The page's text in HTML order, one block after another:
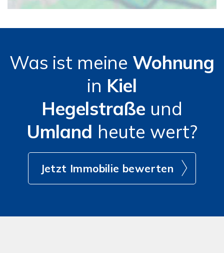
Was ist meine Wohnung
in Kiel
Hegelstraße und
Umland heute wert?
Jetzt Immobilie bewerten